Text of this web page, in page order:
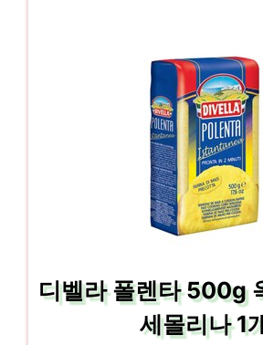
디벨라 폴렌타 500g
세몰리나 1